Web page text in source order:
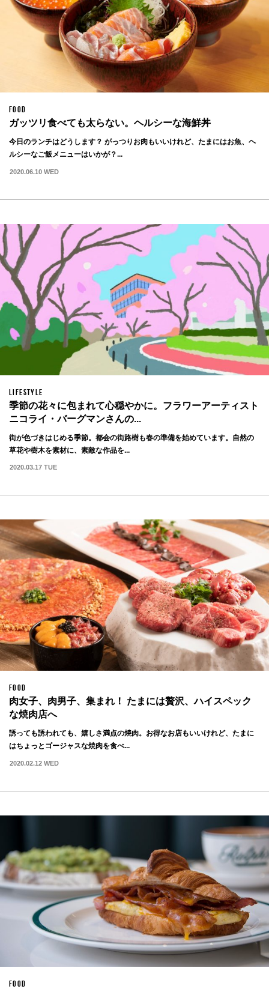
FOOD
ガッツリ食べても太らない。ヘルシーな海鮮丼
今日のランチはどうします？ がっつりお肉もいいけれど、たまにはお魚、ヘ
ルシーなご飯メニューはいかが？...
2020.06.10 WED
LIFESTYLE
季節の花々に包まれて心穏やかに。フラワーアーティスト
ニコライ・バーグマンさんの...
街が色づきはじめる季節。都会の街路樹も春の準備を始めています。自然の
草花や樹木を素材に、素敵な作品を...
2020.03.17 TUE
FOOD
肉女子、肉男子、集まれ！ たまには贅沢、ハイスペック
な焼肉店へ
誘っても誘われても、嬉しさ満点の焼肉。お得なお店もいいけれど、たまに
はちょっとゴージャスな焼肉を食べ...
2020.02.12 WED
FOOD